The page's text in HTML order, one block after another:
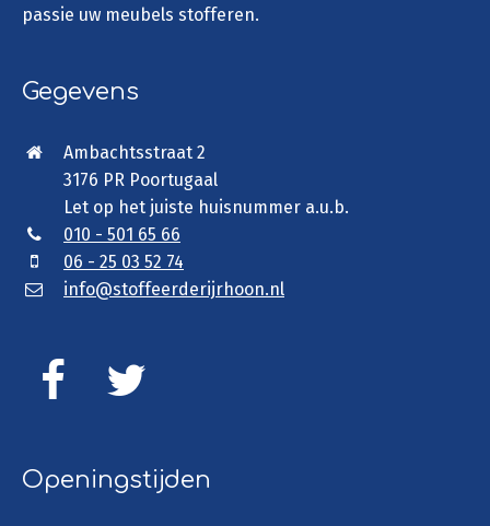
passie uw meubels stofferen.
Gegevens
Ambachtsstraat 2
3176 PR Poortugaal
Let op het juiste huisnummer a.u.b.
010 - 501 65 66
06 - 25 03 52 74
info@stoffeerderijrhoon.nl
Openingstijden